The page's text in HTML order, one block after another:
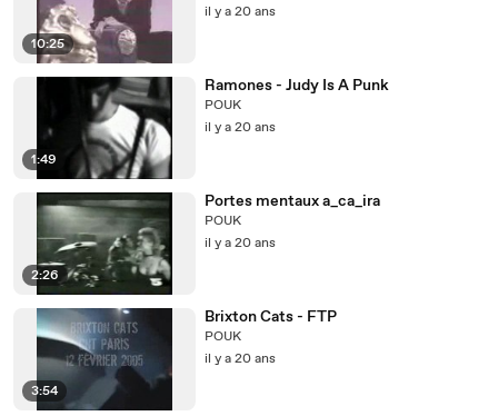
10:25
il y a 20 ans
1:49
Ramones - Judy Is A Punk
POUK
il y a 20 ans
2:26
Portes mentaux a_ca_ira
POUK
il y a 20 ans
3:54
Brixton Cats - FTP
POUK
il y a 20 ans